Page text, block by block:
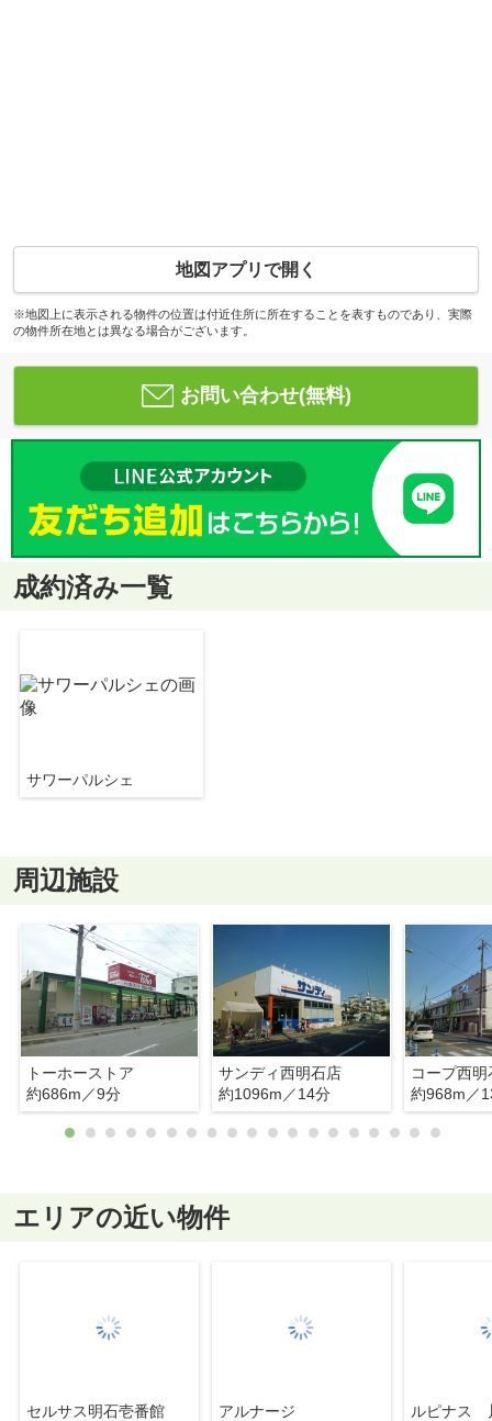
地図アプリで開く
※地図上に表示される物件の位置は付近住所に所在することを表すものであり、実際
の物件所在地とは異なる場合がございます。
お問い合わせ(無料)
成約済み一覧
サワーパルシェ
周辺施設
トーホーストア
約686m／9分
サンディ西明石店
約1096m／14分
コープ西明
約968m／
エリアの近い物件
セルサス明石壱番館
アルナージ
ルピナス